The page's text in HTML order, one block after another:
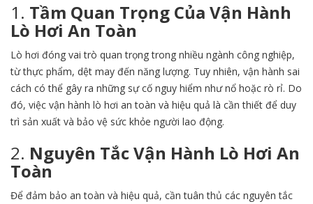
1. Tầm Quan Trọng Của Vận Hành
Lò Hơi An Toàn
Lò hơi đóng vai trò quan trọng trong nhiều ngành công nghiệp,
từ thực phẩm, dệt may đến năng lượng. Tuy nhiên, vận hành sai
cách có thể gây ra những sự cố nguy hiểm như nổ hoặc rò rỉ. Do
đó, việc vận hành lò hơi an toàn và hiệu quả là cần thiết để duy
trì sản xuất và bảo vệ sức khỏe người lao động.
2. Nguyên Tắc Vận Hành Lò Hơi An
Toàn
Để đảm bảo an toàn và hiệu quả, cần tuân thủ các nguyên tắc